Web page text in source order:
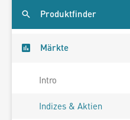
Produktfinder
Märkte
Intro
Indizes & Aktien